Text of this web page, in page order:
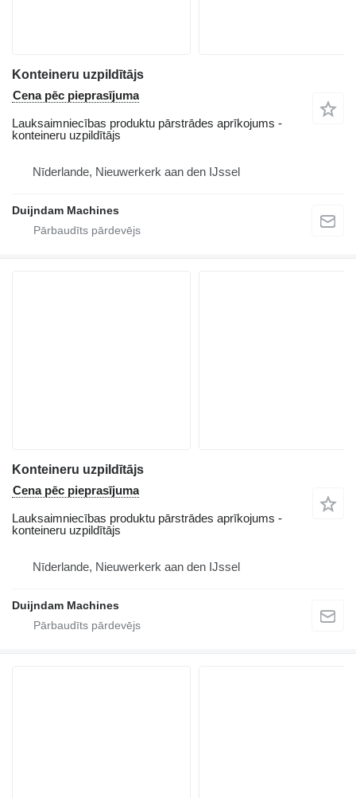
Konteineru uzpildītājs
Cena pēc pieprasījuma
Lauksaimniecības produktu pārstrādes aprīkojums -
konteineru uzpildītājs
Nīderlande, Nieuwerkerk aan den IJssel
Duijndam Machines
Konteineru uzpildītājs
Cena pēc pieprasījuma
Lauksaimniecības produktu pārstrādes aprīkojums -
konteineru uzpildītājs
Nīderlande, Nieuwerkerk aan den IJssel
Duijndam Machines